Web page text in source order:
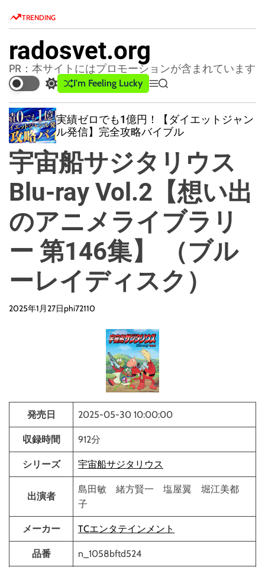
TRENDING
radosvet.org
PR：本サイトにはプロモーションが含まれています
S
w
i
t
c
c
o
o
m
o
e
I'm Feeling Lucky
M
e
u
S
e
a
r
c
実績ゼロでも1億円！【ダイエットジャン
ル発信】完全攻略バイブル
宇宙船サジタリウス
Blu-ray Vol.2【想い出
のアニメライブラリ
ー 第146集】 （ブル
ーレイディスク）
2025年1月27日phi72110
発売日 2025-05-30 10:00:00
収録時間 912分
シリーズ 宇宙船サジタリウス
出演者
島田敏 緒方賢一 塩屋翼 堀江美都
子
メーカー TCエンタテインメント
品番 n_1058bftd524